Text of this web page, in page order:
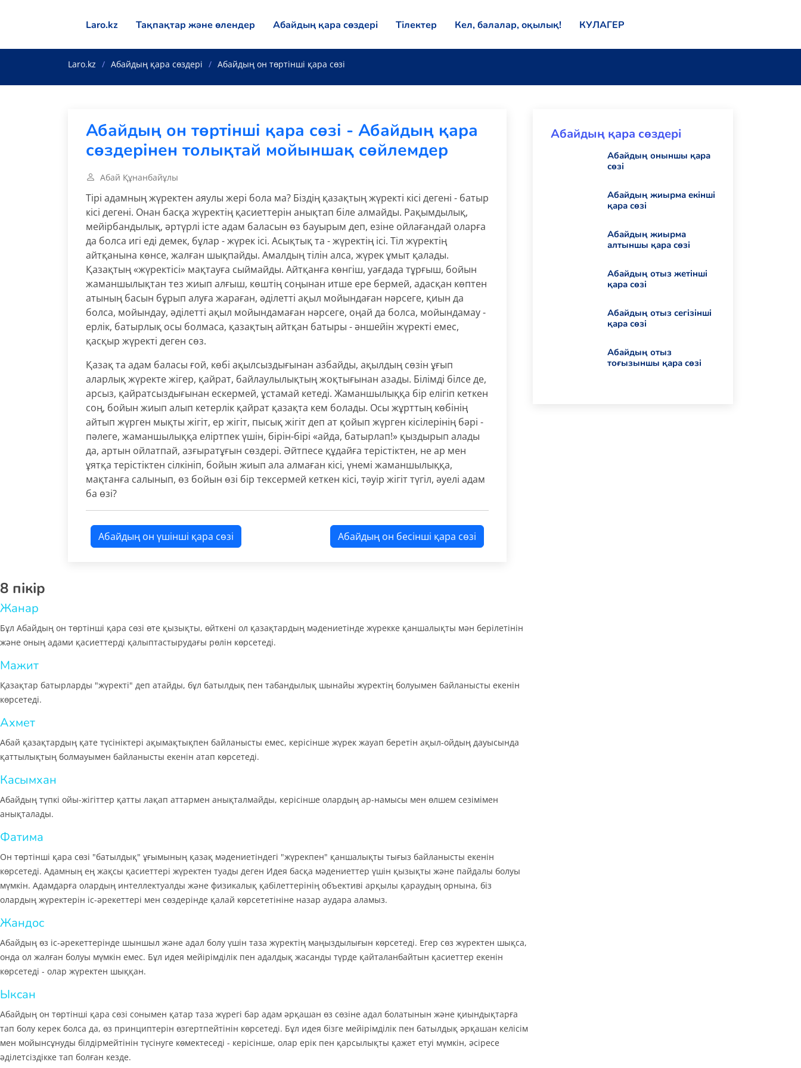
Laro.kz Тақпақтар және өлендер Абайдың қара сөздері Тілектер Кел, балалар, оқылық! КУЛАГЕР
Laro.kz Абайдың қара сөздері Абайдың он төртінші қара сөзі
Абайдың он төртінші қара сөзі - Абайдың қара
сөздерінен толықтай мойыншақ сөйлемдер
Абай Құнанбайұлы
Тірі адамның жүректен аяулы жері бола ма? Біздің қазақтың жүректі кісі дегені - батыр
кісі дегені. Онан басқа жүректің қасиеттерін анықтап біле алмайды. Рақымдылық,
мейірбандылық, әртүрлі істе адам баласын өз бауырым деп, езіне ойлағандай оларға
да болса игі еді демек, бұлар - жүрек ісі. Асықтық та - жүректің ісі. Тіл жүректің
айтқанына көнсе, жалған шықпайды. Амалдың тілін алса, жүрек ұмыт қалады.
Қазақтың «жүректісі» мақтауға сыймайды. Айтқанға көнгіш, уағдада тұрғыш, бойын
жаманшылықтан тез жиып алғыш, көштің соңынан итше ере бермей, адасқан көптен
атының басын бұрып алуға жараған, әділетті ақыл мойындаған нәрсеге, қиын да
болса, мойындау, әділетті ақыл мойындамаған нәрсеге, оңай да болса, мойындамау -
ерлік, батырлық осы болмаса, қазақтың айтқан батыры - әншейін жүректі емес,
қасқыр жүректі деген сөз.
Қазақ та адам баласы ғой, көбі ақылсыздығынан азбайды, ақылдың сөзін ұғып
аларлық жүректе жігер, қайрат, байлаулылықтың жоқтығынан азады. Білімді білсе де,
арсыз, қайратсыздығынан ескермей, ұстамай кетеді. Жаманшылыққа бір елігіп кеткен
соң, бойын жиып алып кетерлік қайрат қазақта кем болады. Осы жұрттың көбінің
айтып жүрген мықты жігіт, ер жігіт, пысық жігіт деп ат қойып жүрген кісілерінің бәрі -
пәлеге, жаманшылыққа еліртпек үшін, бірін-бірі «айда, батырлап!» қыздырып алады
да, артын ойлатпай, азғыратұғын сөздері. Әйтпесе құдайға терістіктен, не ар мен
ұятқа терістіктен сілкініп, бойын жиып ала алмаған кісі, үнемі жаманшылыққа,
мақтанға салынып, өз бойын өзі бір тексермей кеткен кісі, тәуір жігіт түгіл, әуелі адам
ба өзі?
Абайдың он үшінші қара сөзі Абайдың он бесінші қара сөзі
Абайдың қара сөздері
Абайдың оныншы қара
сөзі
Абайдың жиырма екінші
қара сөзі
Абайдың жиырма
алтыншы қара сөзі
Абайдың отыз жетінші
қара сөзі
Абайдың отыз сегізінші
қара сөзі
Абайдың отыз
тоғызыншы қара сөзі
8 пікір
Жанар
Бұл Абайдың он төртінші қара сөзі өте қызықты, өйткені ол қазақтардың мәдениетінде жүрекке қаншалықты мән берілетінін
және оның адами қасиеттерді қалыптастырудағы рөлін көрсетеді.
Мажит
Қазақтар батырларды "жүректі" деп атайды, бұл батылдық пен табандылық шынайы жүректің болуымен байланысты екенін
көрсетеді.
Ахмет
Абай қазақтардың қате түсініктері ақымақтықпен байланысты емес, керісінше жүрек жауап беретін ақыл-ойдың дауысында
қаттылықтың болмауымен байланысты екенін атап көрсетеді.
Касымхан
Абайдың түпкі ойы-жігіттер қатты лақап аттармен анықталмайды, керісінше олардың ар-намысы мен өлшем сезімімен
анықталады.
Фатима
Он төртінші қара сөзі "батылдық" ұғымының қазақ мәдениетіндегі "жүрекпен" қаншалықты тығыз байланысты екенін
көрсетеді. Адамның ең жақсы қасиеттері жүректен туады деген Идея басқа мәдениеттер үшін қызықты және пайдалы болуы
мүмкін. Адамдарға олардың интеллектуалды және физикалық қабілеттерінің объективі арқылы қараудың орнына, біз
олардың жүректерін іс-әрекеттері мен сөздерінде қалай көрсететініне назар аудара аламыз.
Жандос
Абайдың өз іс-әрекеттерінде шыншыл және адал болу үшін таза жүректің маңыздылығын көрсетеді. Егер сөз жүректен шықса,
онда ол жалған болуы мүмкін емес. Бұл идея мейірімділік пен адалдық жасанды түрде қайталанбайтын қасиеттер екенін
көрсетеді - олар жүректен шыққан.
Ыксан
Абайдың он төртінші қара сөзі сонымен қатар таза жүрегі бар адам әрқашан өз сөзіне адал болатынын және қиындықтарға
тап болу керек болса да, өз принциптерін өзгертпейтінін көрсетеді. Бұл идея бізге мейірімділік пен батылдық әрқашан келісім
мен мойынсұнуды білдірмейтінін түсінуге көмектеседі - керісінше, олар ерік пен қарсылықты қажет етуі мүмкін, әсіресе
әділетсіздікке тап болған кезде.